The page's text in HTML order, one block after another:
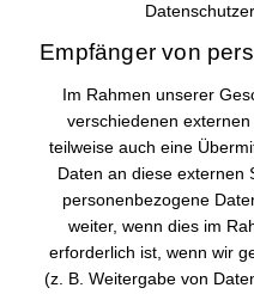
Empfänger von
Im Rahmen unserer
verschiedenen
teilweise auch eine
Daten an diese externen
personenbezogene
weiter, wenn dies im
erforderlich ist, wenn wir
(z. B. Weitergabe von